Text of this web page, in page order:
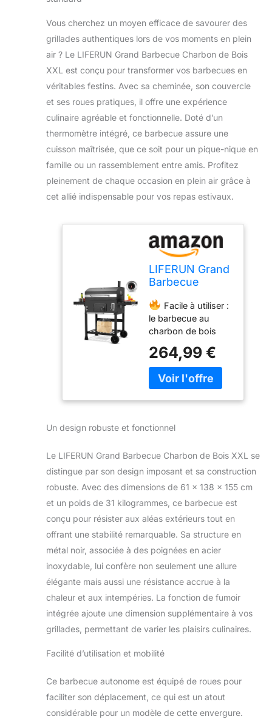
Vous cherchez un moyen efficace de savourer des
grillades authentiques lors de vos moments en plein
air ? Le LIFERUN Grand Barbecue Charbon de Bois
XXL est conçu pour transformer vos barbecues en
véritables festins. Avec sa cheminée, son couvercle
et ses roues pratiques, il offre une expérience
culinaire agréable et fonctionnelle. Doté d’un
thermomètre intégré, ce barbecue assure une
cuisson maîtrisée, que ce soit pour un pique-nique en
famille ou un rassemblement entre amis. Profitez
pleinement de chaque occasion en plein air grâce à
cet allié indispensable pour vos repas estivaux.
LIFERUN Grand
Barbecue
Bois XXL,
Barbecue
Fumoir, avec
Cheminée,
Couvercle,
2PCS Roues,
Thermomètre,
Camping et
Jardin,
Facile à utiliser :
le barbecue au
charbon de bois
thermomètre
intégré qui vous
permet de contrôler
ouvertures
pour contrôler
l'apport d'oxygène
et en combinaison
charbon réglable en
hauteur, vous
pouvez facilement
ajuster la puissance
température du
barbecue.
Grand
barbecue : le
barbecue au
charbon de bois
avec cheminée est
espace de maintien
au chaud pour
éviter que les
264,99 €
Un design robuste et fonctionnel
Le LIFERUN Grand Barbecue Charbon de Bois XXL se
distingue par son design imposant et sa construction
robuste. Avec des dimensions de 61 x 138 x 155 cm
et un poids de 31 kilogrammes, ce barbecue est
conçu pour résister aux aléas extérieurs tout en
offrant une stabilité remarquable. Sa structure en
métal noir, associée à des poignées en acier
inoxydable, lui confère non seulement une allure
élégante mais aussi une résistance accrue à la
chaleur et aux intempéries. La fonction de fumoir
intégrée ajoute une dimension supplémentaire à vos
grillades, permettant de varier les plaisirs culinaires.
Facilité d’utilisation et mobilité
Ce barbecue autonome est équipé de roues pour
faciliter son déplacement, ce qui est un atout
considérable pour un modèle de cette envergure.